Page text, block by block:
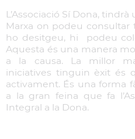
L’Associació Sí Dona,
Marxa on podeu consultar
ho desitgeu, hi podeu
Aquesta és una manera
a la causa. La millor
iniciatives tinguin èxit és
activament. És una forma
a la gran feina que fa
Integral a la Dona.